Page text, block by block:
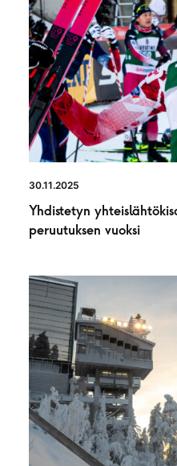
30.11.2025
Yhdistetyn
peruutuksen vuoksi